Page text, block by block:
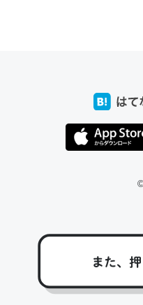
それを実質100倍以上に
─たまにLINEするくらいだっ
コミュニケーションが劇的に
たいなのでネット環境作
回線代ほとんどかからな
https://